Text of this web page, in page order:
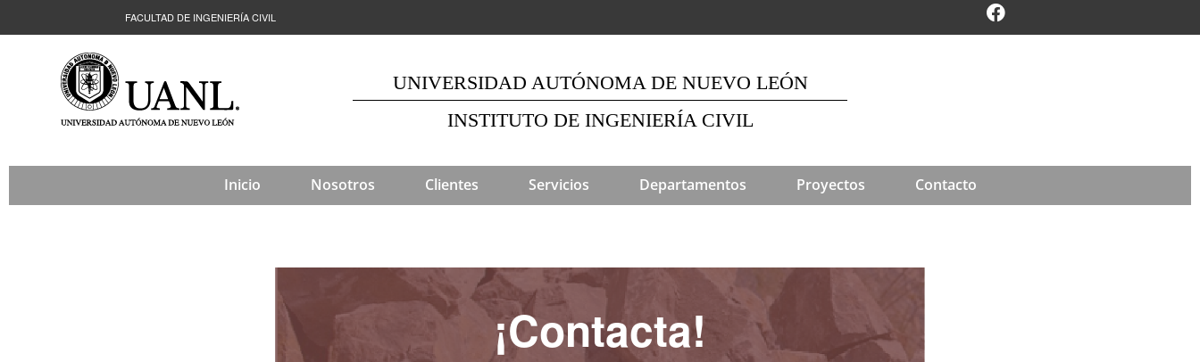
FACULTAD DE INGENIERÍA CIVIL
UNIVERSIDAD AUTÓNOMA DE NUEVO LEÓN
INSTITUTO DE INGENIERÍA CIVIL
Inicio Nosotros Clientes Servicios Departamentos Proyectos Contacto
¡Contacta!